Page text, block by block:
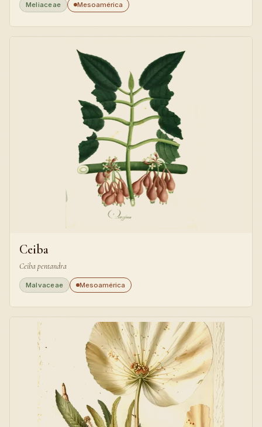
Meliaceae Mesoamérica
Ceiba
Ceiba pentandra
Malvaceae Mesoamérica